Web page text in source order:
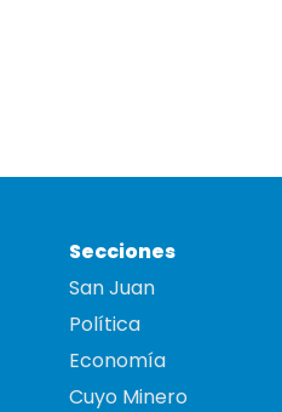
Secciones
San Juan
Política
Economía
Cuyo Minero